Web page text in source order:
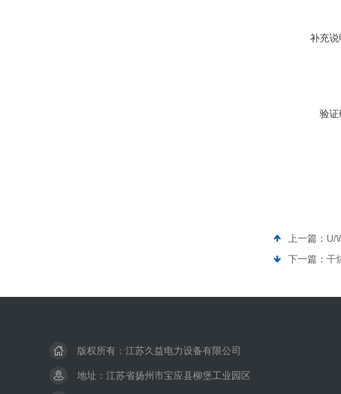
补充说
验证
上一篇： U/
下一篇： 干
版权所有：江苏久益电力设备有限公司
地址：江苏省扬州市宝应县柳堡工业园区